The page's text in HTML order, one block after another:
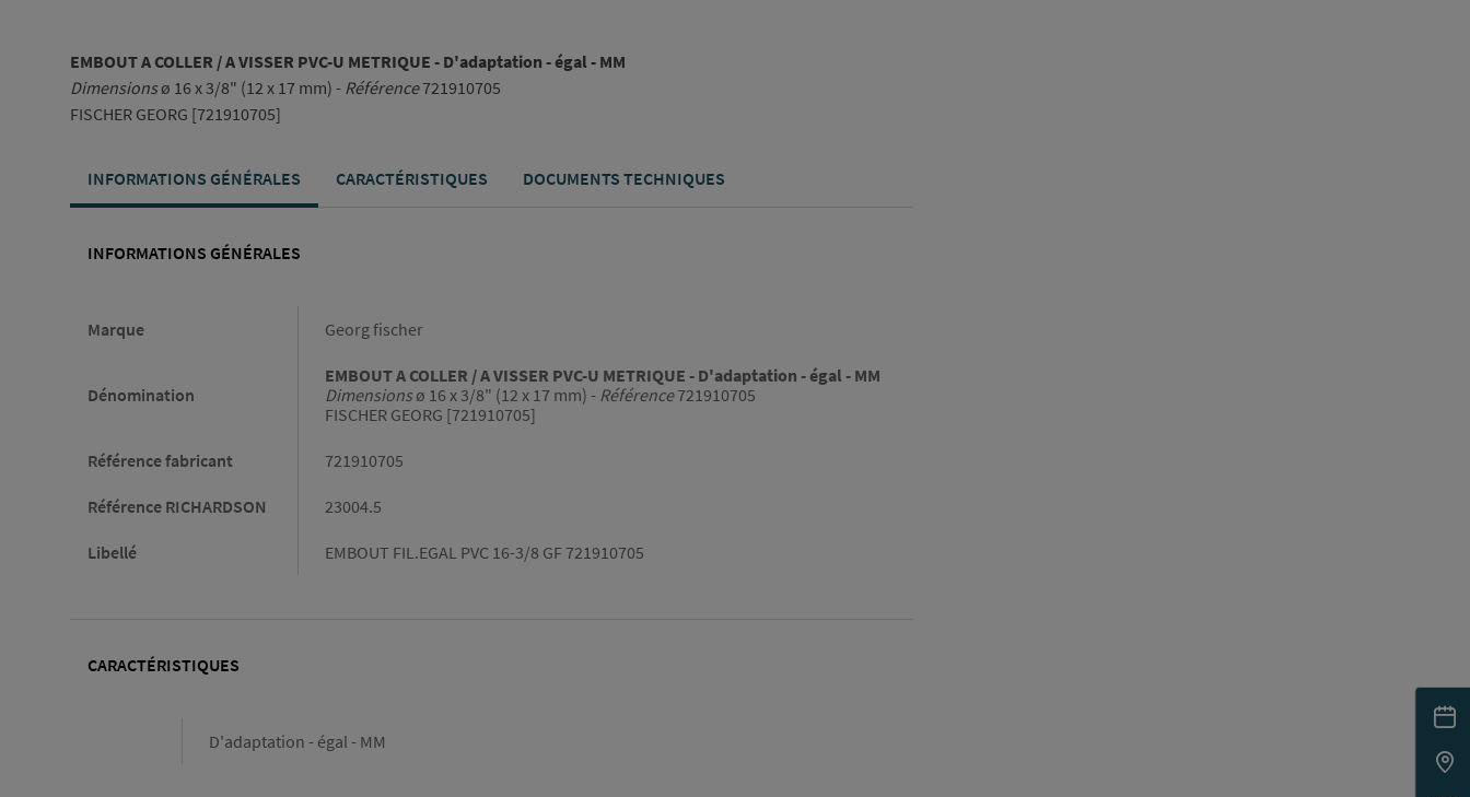
EMBOUT A COLLER / A VISSER PVC-U METRIQUE - D'adaptation - égal - MM
Dimensions ø 16 x 3/8" (12 x 17 mm) - Référence721910705
FISCHER GEORG [721910705]
INFORMATIONS GÉNÉRALES CARACTÉRISTIQUES DOCUMENTS TECHNIQUES
INFORMATIONS GÉNÉRALES
Marque Georg fischer
Dénomination
EMBOUT A COLLER / A VISSER PVC-U METRIQUE - D'adaptation - égal - MM
Dimensions ø 16 x 3/8" (12 x 17 mm) - Référence721910705
FISCHER GEORG [721910705]
Référence fabricant 721910705
Référence RICHARDSON 23004.5
Libellé EMBOUT FIL.EGAL PVC 16-3/8 GF 721910705
CARACTÉRISTIQUES
D'adaptation - égal - MM